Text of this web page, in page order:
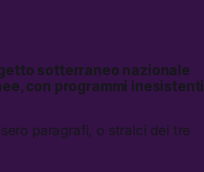
sotterraneo nazionale
con programmi inesistenti
paragrafi, o stralci dei tre